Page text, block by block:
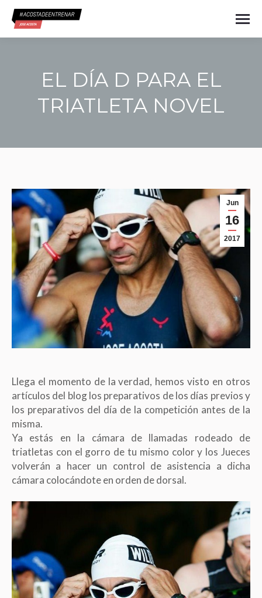
EL DÍA D PARA EL
TRIATLETA NOVEL
Jun
16
2017
Llega el momento de la verdad, hemos visto en otros
artículos del blog los preparativos de los días previos y
los preparativos del día de la competición antes de la
misma.
Ya estás en la cámara de llamadas rodeado de
triatletas con el gorro de tu mismo color y los Jueces
volverán a hacer un control de asistencia a dicha
cámara colocándote en orden de dorsal.